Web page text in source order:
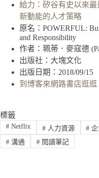
給力：矽谷有史以來
新動能的人才策略
原名：POWERFUL:
and Responsibility
作者：珮蒂．麥寇德
出版社：大塊文化
出版日期：2018/09/15
到博客來網路書店逛逛
標籤
#Netflix #人力資源 #
#溝通 #閱讀筆記